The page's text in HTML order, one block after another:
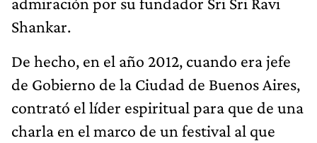
Shankar.
De hecho, en el año 2012, cuando era jefe
de Gobierno de la Ciudad de Buenos Aires,
contrató el líder espiritual para que de una
charla en el marco de un festival al que